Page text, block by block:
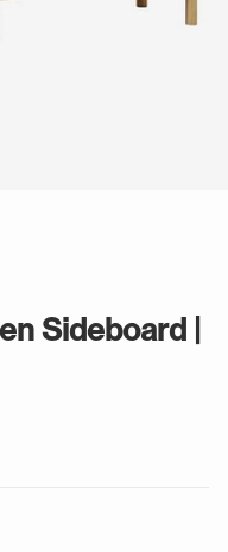
Sideboard |